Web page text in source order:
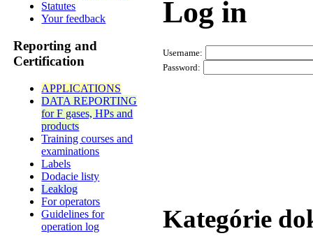
Statutes
Your feedback
Reporting and
Certification
APPLICATIONS
DATA REPORTING
for F gases, HPs and
products
Training courses and
examinations
Labels
Dodacie listy
Leaklog
For operators
Guidelines for
operation log
Log in
Username:
Password:
Kategórie